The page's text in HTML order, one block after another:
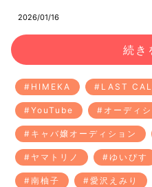
2026/01/16
#HIMEKA #LAST
#YouTube #オーディシ
#キャバ嬢オーディション
#ヤマトリノ #ゆいぴす
#南柚子 #愛沢えみり
続き